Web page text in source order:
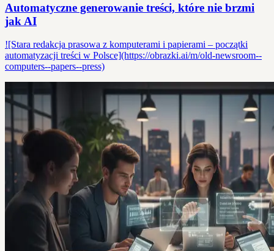
Automatyczne generowanie treści, które nie brzmi
jak AI
![Stara redakcja prasowa z komputerami i papierami – początki
automatyzacji treści w Polsce](https://obrazki.ai/m/old-newsroom--
computers--papers--press)